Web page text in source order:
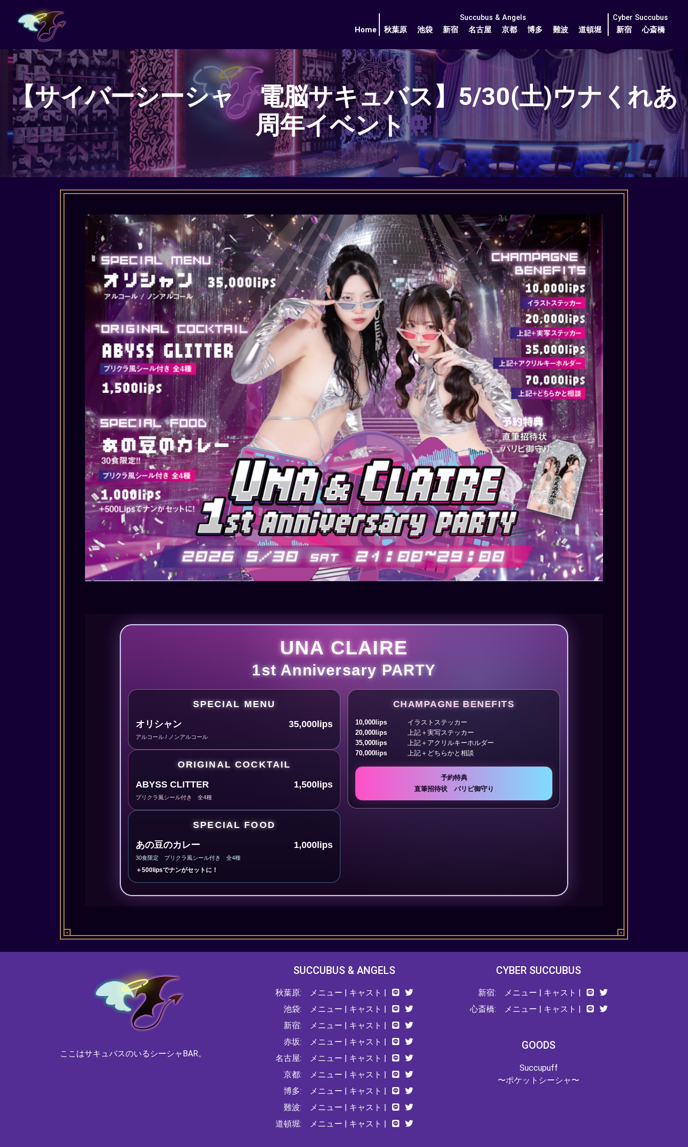
Home
Succubus & Angels
秋葉原 池袋 新宿 名古屋 京都 博多 難波 道頓堀
Cyber Succubus
新宿 心斎橋
【サイバーシーシャ 電脳サキュバス】5/30(土)ウナくれあ
周年イベント
UNA CLAIRE
1st Anniversary PARTY
SPECIAL MENU
オリシャン
アルコール / ノンアルコール
35,000lips
ORIGINAL COCKTAIL
ABYSS CLITTER
プリクラ風シール付き 全4種
1,500lips
SPECIAL FOOD
あの豆のカレー
30食限定 プリクラ風シール付き 全4種
＋500lipsでナンがセットに！
1,000lips
CHAMPAGNE BENEFITS
10,000lips
イラストステッカー
20,000lips
上記＋実写ステッカー
35,000lips
上記＋アクリルキーホルダー
70,000lips
上記＋どちらかと相談
予約特典
直筆招待状 パリピ御守り
ここはサキュバスのいるシーシャBAR。
SUCCUBUS & ANGELS
秋葉原:
池袋:
新宿:
赤坂:
名古屋:
京都:
博多:
難波:
道頓堀:
メニュー キャスト
メニュー
キャスト
メニュー
キャスト
メニュー
キャスト
メニュー
キャスト
メニュー
キャスト
メニュー
キャスト
メニュー
キャスト
メニュー
キャスト
CYBER SUCCUBUS
新宿:
心斎橋:
メニュー キャスト
メニュー
キャスト
GOODS
Succupuff
〜ポケットシーシャ〜